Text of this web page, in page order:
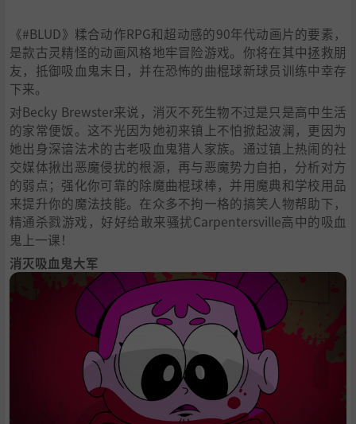
《#BLUD》糅合动作RPG和超动感的90年代动画片的要素，
是款古灵精怪的动画风格地牢冒险游戏。你将在其中拯救朋
友，抵御吸血鬼末日，并在恐怖的曲棍球新球员训练中幸存
下来。
对Becky Brewster来说，消灭不死生物不过是只是高中生活
的家常便饭。这不光因为她初来镇上不怕掀起波澜，更因为
她出身深谙法术的古老吸血鬼猎人家族。通过镇上热闹的社
交媒体揪出恶魔侵扰的根源，再与恶魔势力自拍，分析对方
的弱点；强化你可靠的除魔曲棍球棒，并用魔典和学校用品
来提升你的魔法技能。在众多不拘一格的搞笑人物帮助下，
精通杀戮游戏，好好给敢来骚扰Carpentersville高中的吸血
鬼上一课！
消灭吸血鬼大军